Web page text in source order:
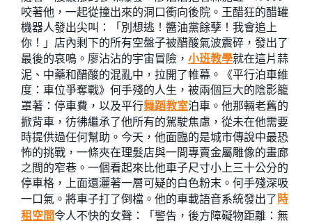
咬著他，一起從撞出來的洞口衝向後院。王醋狂的醋罐
機器人發出尖叫：「別想逃！醬油黨餘孽！我會追上
你！」店內剩下的所有空盤子被醋酸氣波震碎，發出了
最後的哀鳴。廖沾沾的宇宙冒險， 小班教學就在這片蒜
泥、中藥和醋酸的混亂中，拉開了帷幕。《平行泊車維
度：車位爭奪戰》何手殘的人生，被兩個巨大的陰影籠
罩著：停車費，以及平行舞蹈教室泊車。他那輛老舊的
掀背車，彷彿繼承了他所有的駕駛焦慮，從未在他需要
時提供過任何幫助。今天，他面臨的是城市傳說中最恐
怖的挑戰，一條夾在理髮店與一間專賣金屬雕像的畫廊
之間的窄巷。一個看起來比他車子尺寸小上三十公分的
停車格，上面還灑著一層可疑的白色粉末。何手殘深吸
一口氣。將車子打了倒檔。他的車載語音系統發出了 時
租空間令人不快的女聲：「警告，後方障礙物距離：無